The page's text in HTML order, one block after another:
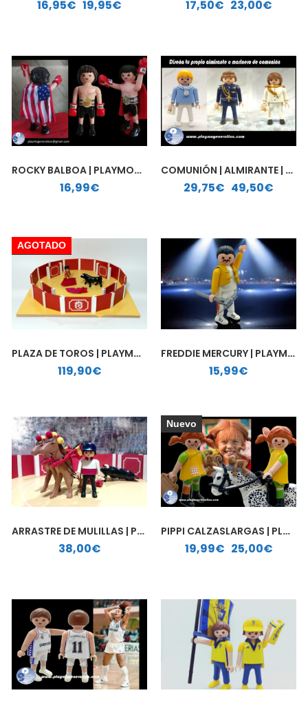
16,95€ 19,95€
Rango de precios: desde 16,95€ hasta 19,95€ 17,50€ 23,00€
Rango de precios: desde 17,50€ hasta 23,00€
ROCKY BALBOA | PLAYMOBIL PERSONALIZADO
16,99€
COMUNIÓN | ALMIRANTE | MARINERO | PLAYMOBIL PERSONALIZADO
29,75€ 49,50€
Rango de precios: desde 29,75€ hasta 49,50€
AGOTADO
PLAZA DE TOROS | PLAYMOBIL PERSONALIZADO
119,90€
FREDDIE MERCURY | PLAYMOBIL PERSONALIZADO
15,99€
ARRASTRE DE MULILLAS | PLAYMOBIL PERSONALIZADO
38,00€
Nuevo
PIPPI CALZASLARGAS | PLAYMOBIL PERSONALIZADO
19,99€ 25,00€
Rango de precios: desde 19,99€ hasta 25,00€